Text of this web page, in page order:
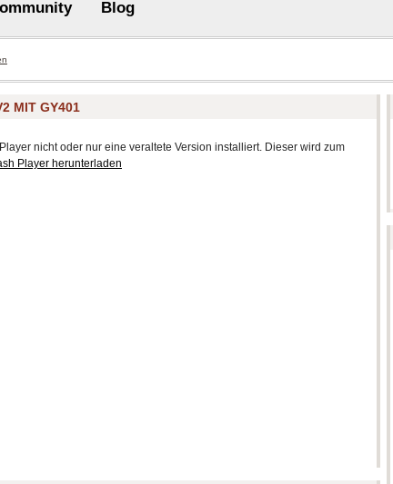
Blog
MIT GY401
nicht oder nur eine veraltete Version installiert. Dieser wird zum
Player herunterladen